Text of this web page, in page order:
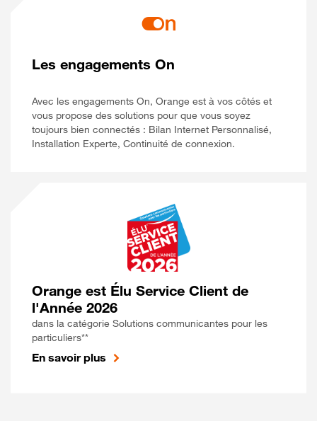
Les engagements On
Avec les engagements On, Orange est à vos côtés et
vous propose des solutions pour que vous soyez
toujours bien connectés : Bilan Internet Personnalisé,
Installation Experte, Continuité de connexion.
Orange est Élu Service Client de
l'Année 2026
dans la catégorie Solutions communicantes pour les
particuliers**
En savoir plus